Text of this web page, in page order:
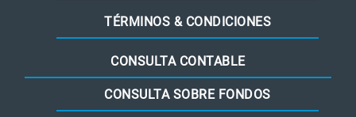
TÉRMINOS & CONDICIONES
CONSULTA CONTABLE
CONSULTA SOBRE FONDOS